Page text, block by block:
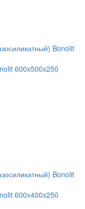
600x500x250
600x400x250